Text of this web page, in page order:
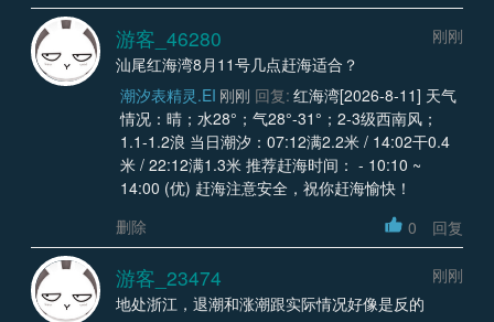
游客_46280
刚刚
汕尾红海湾8月11号几点赶海适合？
潮汐表精灵.EI 刚刚 回复: 红海湾[2026-8-11] 天气
情况：晴；水28°；气28°-31°；2-3级西南风；
1.1-1.2浪 当日潮汐：07:12满2.2米 / 14:02干0.4
米 / 22:12满1.3米 推荐赶海时间： - 10:10 ~
14:00 (优) 赶海注意安全，祝你赶海愉快！
删除
0 回复
游客_23474
刚刚
地处浙江，退潮和涨潮跟实际情况好像是反的